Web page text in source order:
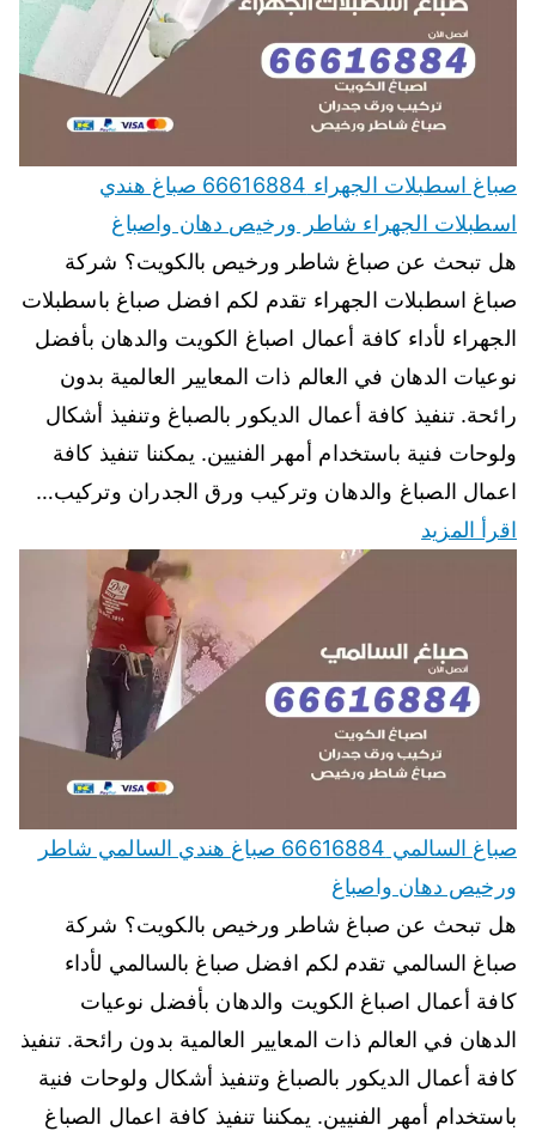
صباغ اسطبلات الجهراء 66616884 صباغ هندي
اسطبلات الجهراء شاطر ورخيص دهان واصباغ
هل تبحث عن صباغ شاطر ورخيص بالكويت؟ شركة
صباغ اسطبلات الجهراء تقدم لكم افضل صباغ باسطبلات
الجهراء لأداء كافة أعمال اصباغ الكويت والدهان بأفضل
نوعيات الدهان في العالم ذات المعايير العالمية بدون
رائحة. تنفيذ كافة أعمال الديكور بالصباغ وتنفيذ أشكال
ولوحات فنية باستخدام أمهر الفنيين. يمكننا تنفيذ كافة
اعمال الصباغ والدهان وتركيب ورق الجدران وتركيب…
اقرأ المزيد
صباغ السالمي 66616884 صباغ هندي السالمي شاطر
ورخيص دهان واصباغ
هل تبحث عن صباغ شاطر ورخيص بالكويت؟ شركة
صباغ السالمي تقدم لكم افضل صباغ بالسالمي لأداء
كافة أعمال اصباغ الكويت والدهان بأفضل نوعيات
الدهان في العالم ذات المعايير العالمية بدون رائحة. تنفيذ
كافة أعمال الديكور بالصباغ وتنفيذ أشكال ولوحات فنية
باستخدام أمهر الفنيين. يمكننا تنفيذ كافة اعمال الصباغ